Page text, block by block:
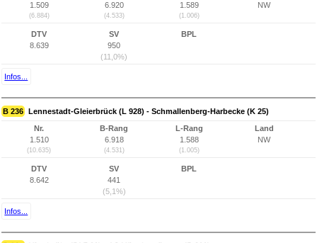
1.509
(6.884)
6.920
(4.533)
1.589
(1.006)
NW
DTV
8.639
SV
950
(11,0%)
BPL
Infos...
B 236 Lennestadt-Gleierbrück (L 928) - Schmallenberg-Harbecke (K 25)
Nr.
1.510
(10.635)
B-Rang
6.918
(4.531)
L-Rang
1.588
(1.005)
Land
NW
DTV
8.642
SV
441
(5,1%)
BPL
Infos...